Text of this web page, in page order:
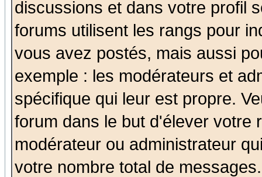
discussions et dans votre profil
forums utilisent les rangs pour
vous avez postés, mais aussi
exemple : les modérateurs et
spécifique qui leur est propre.
forum dans le but d'élever votre
modérateur ou administrateur
votre nombre total de messages.